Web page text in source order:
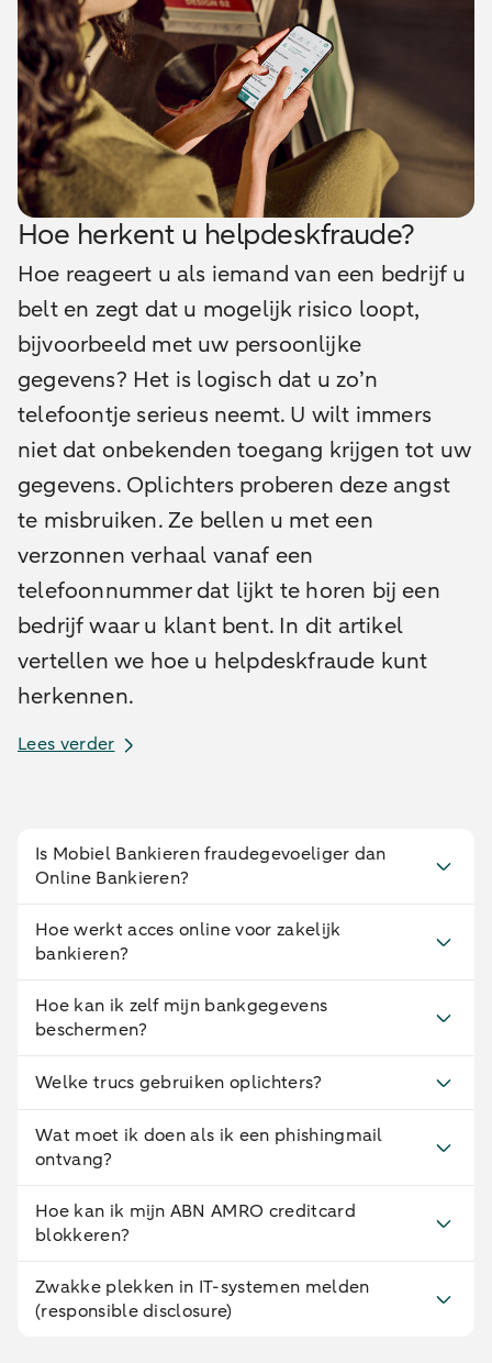
Hoe herkent u helpdeskfraude?
Hoe reageert u als iemand van een bedrijf u
belt en zegt dat u mogelijk risico loopt,
bijvoorbeeld met uw persoonlijke
gegevens? Het is logisch dat u zo’n
telefoontje serieus neemt. U wilt immers
niet dat onbekenden toegang krijgen tot uw
gegevens. Oplichters proberen deze angst
te misbruiken. Ze bellen u met een
verzonnen verhaal vanaf een
telefoonnummer dat lijkt te horen bij een
bedrijf waar u klant bent. In dit artikel
vertellen we hoe u helpdeskfraude kunt
herkennen.
Lees verder
Is Mobiel Bankieren fraudegevoeliger dan
Online Bankieren?
Hoe werkt acces online voor zakelijk
bankieren?
Hoe kan ik zelf mijn bankgegevens
beschermen?
Welke trucs gebruiken oplichters?
Wat moet ik doen als ik een phishingmail
ontvang?
Hoe kan ik mijn ABN AMRO creditcard
blokkeren?
Zwakke plekken in IT-systemen melden
(responsible disclosure)